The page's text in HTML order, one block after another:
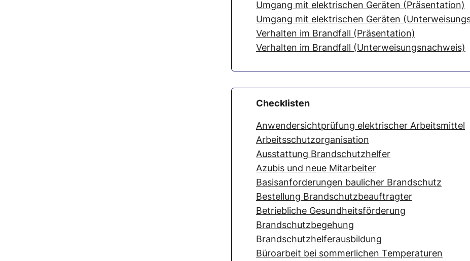
Umgang mit elektrischen Geräten (Präsentation)
Umgang mit elektrischen Geräten
Verhalten im Brandfall (Präsentation)
Verhalten im Brandfall (Unterweisungsnachweis)
Checklisten
Anwendersichtprüfung elektrischer Arbeitsmittel
Arbeitsschutzorganisation
Ausstattung Brandschutzhelfer
Azubis und neue Mitarbeiter
Basisanforderungen baulicher Brandschutz
Bestellung Brandschutzbeauftragter
Betriebliche Gesundheitsförderung
Brandschutzbegehung
Brandschutzhelferausbildung
Büroarbeit bei sommerlichen Temperaturen